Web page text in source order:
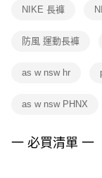
客戶支援中心」
１．透過由恩沛科技
權轉讓予恩沛科技股份
３．未成年的使用者
４．使用「AFTEE先
NIKE 長褲
防風 運動長褲
as w nsw hr
as w nsw PHNX
一 必買清單 一